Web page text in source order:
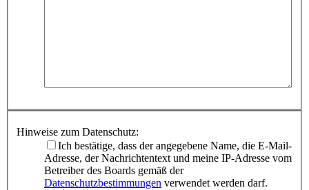
Hinweise zum Datenschutz:
Ich bestätige, dass der angegebene Name, die E-Mail-
Adresse, der Nachrichtentext und meine IP-Adresse vom
Betreiber des Boards gemäß der
Datenschutzbestimmungen verwendet werden darf.